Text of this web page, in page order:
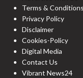
Terms & Conditions
Privacy Policy
Disclaimer
Cookies-Policy
Digital Media
Contact Us
Vibrant News24